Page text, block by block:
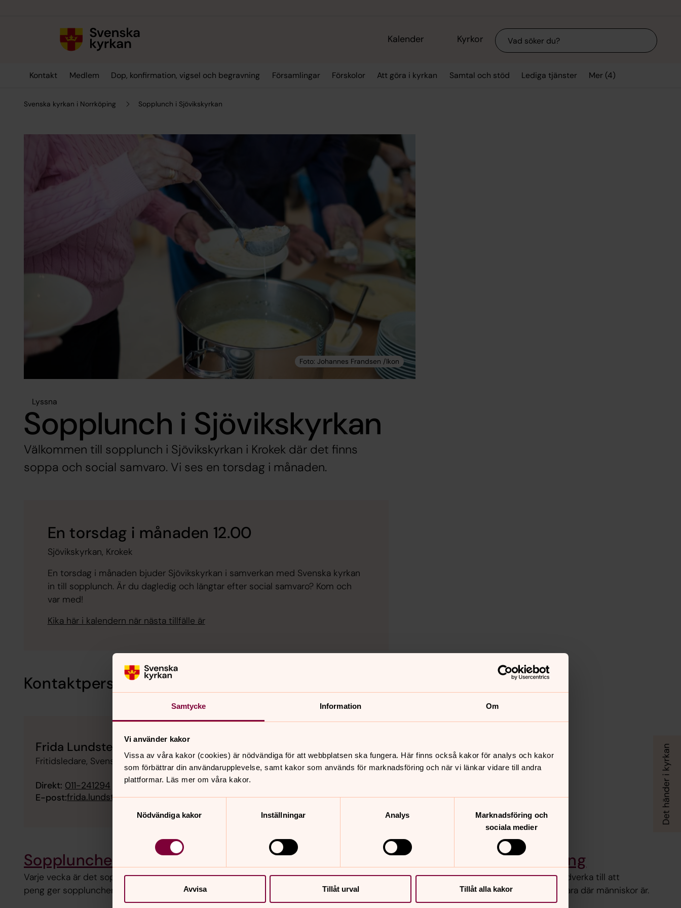
Samtycke Information Om
Vi använder kakor
Vissa av våra kakor (cookies) är nödvändiga för att webbplatsen ska fungera. Här finns också kakor för analys och kakor
som förbättrar din användarupplevelse, samt kakor som används för marknadsföring och när vi länkar vidare till andra
plattformar. Läs mer om våra kakor.
Samtyckesval
Nödvändiga kakor
Inställningar Analys
Marknadsföring och
sociala medier
Avvisa Tillåt urval Tillåt alla kakor
Kalender Kyrkor Sök
Kontakt Medlem Dop, konfirmation, vigsel och begravning Församlingar Förskolor Att göra i kyrkan Samtal och stöd Lediga tjänster Mer (4)
Svenska kyrkan i Norrköping Sopplunch i Sjövikskyrkan
Lyssna
Sopplunch i Sjövikskyrkan
Välkommen till sopplunch i Sjövikskyrkan i Krokek där det finns
soppa och social samvaro. Vi ses en torsdag i månaden.
En torsdag i månaden 12.00
Sjövikskyrkan, Krokek
En torsdag i månaden bjuder Sjövikskyrkan i samverkan med Svenska kyrkan
in till sopplunch. Är du dagledig och längtar efter social samvaro? Kom och
var med!
Kika här i kalendern när nästa tillfälle är
Kontaktperson
Frida Lundstedt Petersson, Kolmårdens församling
Fritidsledare, Svenska kyrkan i Norrköping
Direkt: 011-241294
E-post:frida.lundstedtpetersson@svenskakyrkan.se
Soppluncher i Norrköping
Varje vecka är det soppluncher i Norrköping. Förutom god soppa för en billig
peng ger soppluncherna möjlighet till gemenskap och fina pratstunder.
Om Svenska kyrkan i Norrköping
Ett gott liv för alla. Svenska kyrkan i Norrköping vill medverka till att
Norrköping blir en bra plats att leva på, för alla. Vi vill vara där människor är.